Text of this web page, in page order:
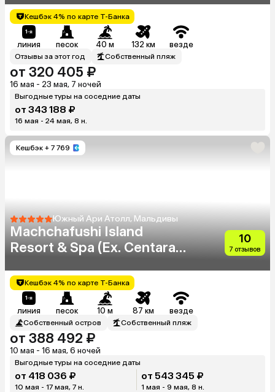
Кешбэк 4% по карте Т-Банка
линия песок 40 м 132 км везде
Отзывы за этот год Собственный пляж
от 320 405 ₽
16 мая - 23 мая, 7 ночей
Выгодные туры на соседние даты
от 343 188 ₽
16 мая - 24 мая, 8 н.
Кешбэк + 7 769
Южный Ари Атолл, Мальдивы
Machchafushi Island
Resort & Spa (Ex. Centara
Maldives)
10
7 отзывов
Кешбэк 4% по карте Т-Банка
линия песок 10 м 87 км везде
Собственный остров Собственный пляж
от 388 492 ₽
10 мая - 16 мая, 6 ночей
Выгодные туры на соседние даты
от 418 036 ₽
10 мая - 17 мая, 7 н.
от 543 345 ₽
1 мая - 9 мая, 8 н.